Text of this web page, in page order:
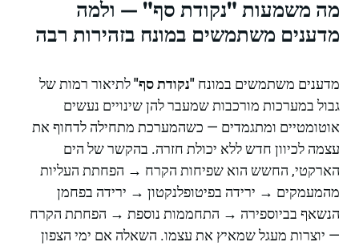
מה משמעות "נקודת סף" — ולמה
מדענים משתמשים במונח בזהירות רבה
מדענים משתמשים במונח "נקודת סף"לתיאור רמות של
גבול במערכות מורכבות שמעבר להן שינויים נעשים
אוטומטיים ומתגמדים — כשהמערכת מתחילה לדחוף את
עצמה לכיוון חדש ללא יכולת חזרה. בהקשר של הים
הארקטי, החשש הוא שפיחות הקרח → הפחתת העליות
מהמעמקים → ירידה בפיטופלנקטון → ירידה בפחמן
הנשאף בביוספירה → התחממות נוספת → הפחתת הקרח
— יוצרות מעגל שמאיץ את עצמו. השאלה אם ימי הצפון